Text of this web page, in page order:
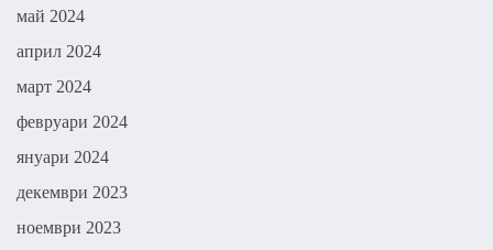
май 2024
април 2024
март 2024
февруари 2024
януари 2024
декември 2023
ноември 2023